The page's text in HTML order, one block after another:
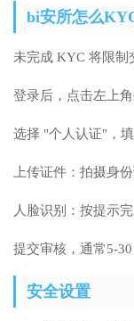
bi安所怎么
未完成 KYC 将限制
登录后，点击左上
选择 "个人认证"，
上传证件：拍摄身
人脸识别：按提示
提交审核，通常5-
安全设置